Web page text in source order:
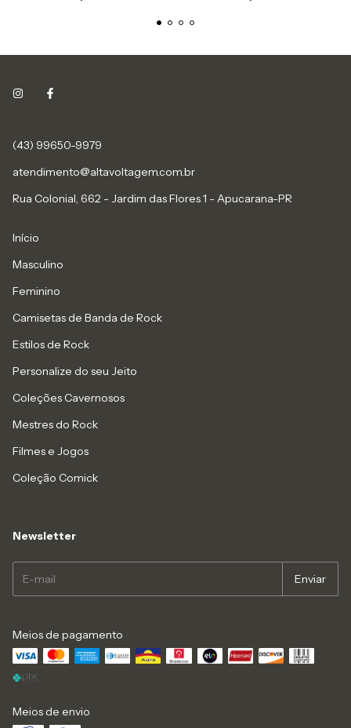
(43) 99650-9979
atendimento@altavoltagem.com.br
Rua Colonial, 662 - Jardim das Flores 1 - Apucarana-PR
Início
Masculino
Feminino
Camisetas de Banda de Rock
Estilos de Rock
Personalize do seu Jeito
Coleções Cavernosos
Mestres do Rock
Filmes e Jogos
Coleção Comick
Newsletter
Meios de pagamento
Meios de envio